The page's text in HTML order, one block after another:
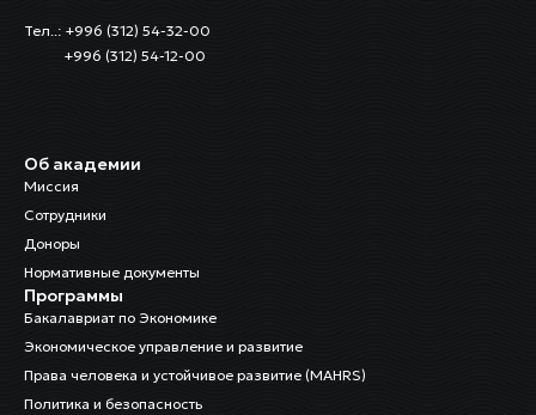
Тел..: +996 (312) 54-32-00
+996 (312) 54-12-00
Об академии
Миссия
Сотрудники
Доноры
Нормативные документы
Программы
Бакалавриат по Экономике
Экономическое управление и развитие
Права человека и устойчивое развитие (MAHRS)
Политика и безопасность